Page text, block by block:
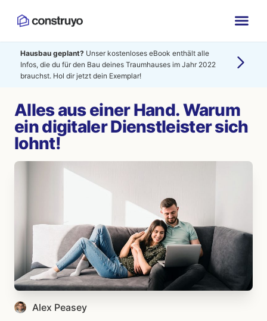
Hausbau geplant? Unser kostenloses eBook enthält alle
Infos, die du für den Bau deines Traumhauses im Jahr 2022
brauchst. Hol dir jetzt dein Exemplar!
Alles aus einer Hand. Warum
ein digitaler Dienstleister sich
lohnt!
Alex Peasey